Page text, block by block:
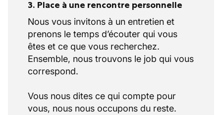
3. Place à une rencontre personnelle
Nous vous invitons à un entretien et
prenons le temps d’écouter qui vous
êtes et ce que vous recherchez.
Ensemble, nous trouvons le job qui vous
correspond.
Vous nous dites ce qui compte pour